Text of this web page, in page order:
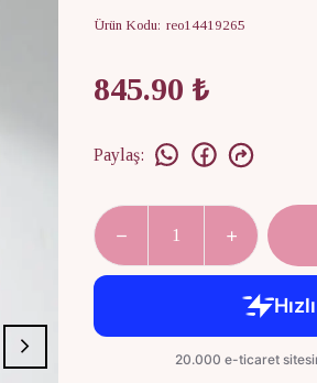
Ürün Kodu: reo14419265
845.90 ₺
Paylaş: